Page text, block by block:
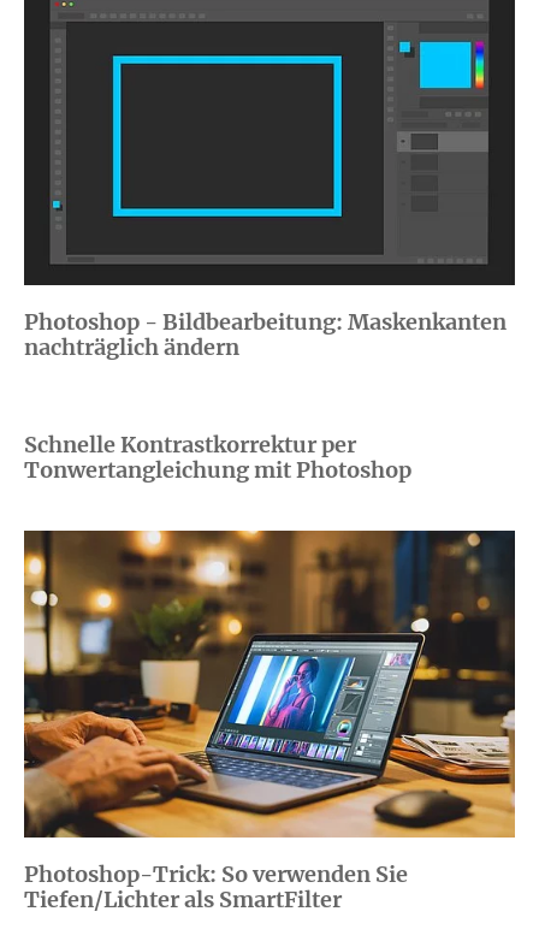
Photoshop - Bildbearbeitung: Maskenkanten
nachträglich ändern
Schnelle Kontrastkorrektur per
Tonwertangleichung mit Photoshop
Photoshop-Trick: So verwenden Sie
Tiefen/Lichter als SmartFilter